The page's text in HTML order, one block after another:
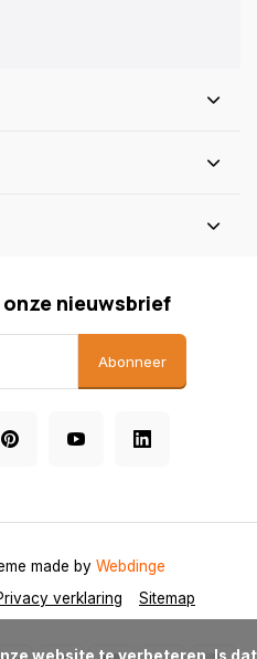
nieuwsbrief
Abonneer
verklaring Sitemap
made by Webdinge